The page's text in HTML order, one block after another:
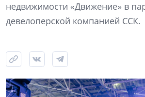
недвижимости «Движение» в
девелоперской компанией ССК.